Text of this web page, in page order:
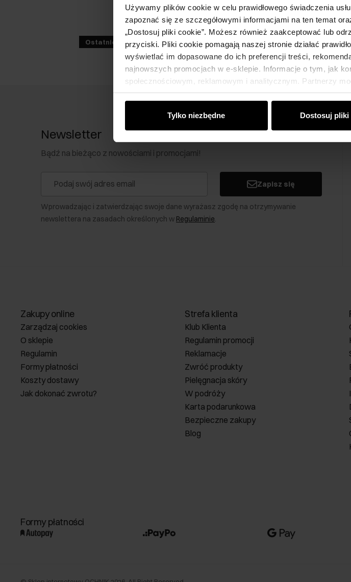
Używamy plików cookie w celu prawidłowego świadczenia
zapoznać się ze szczegółowymi informacjami na ten temat
„Dostosuj pliki cookie”. Możesz również zaakceptować lub
przyciski. Pliki cookie pomagają naszej stronie działać
wyświetlać im dopasowane do ich preferencji treści,
najnowszych promocjach w e-sklepie. Informacje o tym, jak
społecznościowym, reklamowym i analitycznym. Partnerzy
od Ciebie lub uzyskanymi podczas korzystania z ich usług.
Tylko niezbędne Dostosuj pliki
Ostatnie sztuki Premium
Newsletter
Bądź na bieżąco z nowościami i promocjami!
Zapisz się
Wprowadzając i zatwierdzając swoje dane wyrażasz zgodę na otrzymywanie
newslettera na zasadach określonych w Regulaminie.
Zakupy online
Zarządzaj cookies
O sklepie
Regulamin
Formy płatności
Koszty dostawy
Jak dokonać zwrotu?
Strefa klienta
Klub Klienta
Regulamin promocji
Reklamacje
Zwróć produkty
Pielęgnacja skóry
W podróży
Karta podarunkowa
Bezpieczne zakupy
Blog
Formy płatności